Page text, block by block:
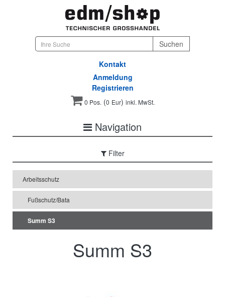
Kontakt
Anmeldung
Registrieren
0 Pos.(0 Eur) inkl. MwSt.
Navigation
Filter
Arbeitsschutz
Fußschutz/Bata
Summ S3
Summ S3